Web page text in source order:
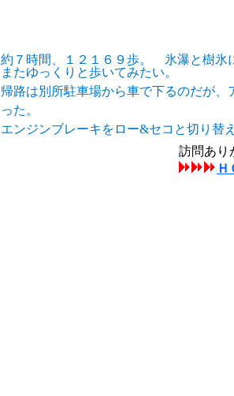
約７時間、１２１６９歩。 氷瀑と樹氷
またゆっくりと歩いてみたい。
帰路は別所駐車場から車で下るのだが
った。
エンジンブレーキをロー&セコと切り替
訪問あり
Ｈ